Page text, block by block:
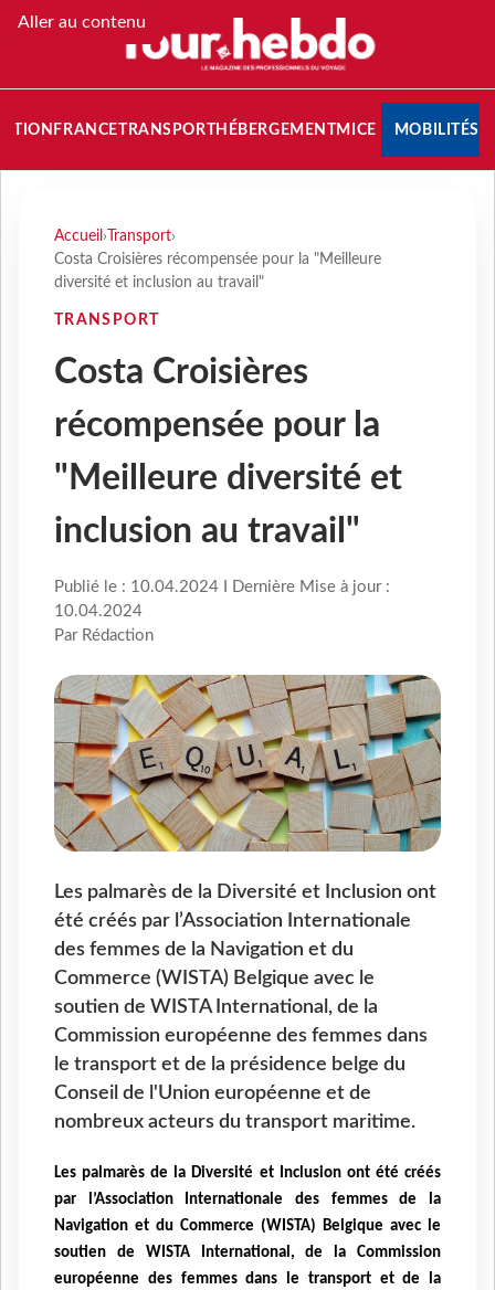
Aller au contenu
FRANCETRANSPORT HÉBERGEMENTMICE MOBILITÉS
Accueil › Transport›
Costa Croisières récompensée pour la "Meilleure
diversité et inclusion au travail"
TRANSPORT
Costa Croisières
récompensée pour la
"Meilleure diversité et
inclusion au travail"
Publié le : 10.04.2024 I Dernière Mise à jour :
10.04.2024
Par Rédaction
Les palmarès de la Diversité et Inclusion ont
été créés par l’Association Internationale
des femmes de la Navigation et du
Commerce (WISTA) Belgique avec le
soutien de WISTA International, de la
Commission européenne des femmes dans
le transport et de la présidence belge du
Conseil de l'Union européenne et de
nombreux acteurs du transport maritime.
Les palmarès de la Diversité et Inclusion ont été créés
par l’Association Internationale des femmes de la
Navigation et du Commerce (WISTA) Belgique avec le
soutien de WISTA International, de la Commission
européenne des femmes dans le transport et de la